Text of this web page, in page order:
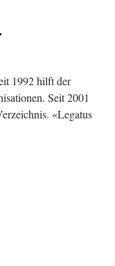
1992 hilft der
Seit 2001
«Legatus